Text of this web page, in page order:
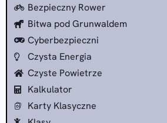
Bezpieczny Rower
Bitwa pod Grunwaldem
Cyberbezpieczni
Czysta Energia
Czyste Powietrze
Kalkulator
Karty Klasyczne